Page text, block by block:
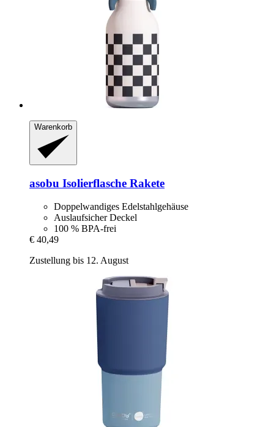
Warenkorb
asobu Isolierflasche Rakete
Doppelwandiges Edelstahlgehäuse
Auslaufsicher Deckel
100 % BPA-frei
€ 40,49
Zustellung bis 12. August